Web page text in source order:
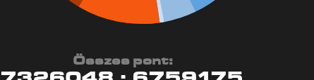
Összes pont: